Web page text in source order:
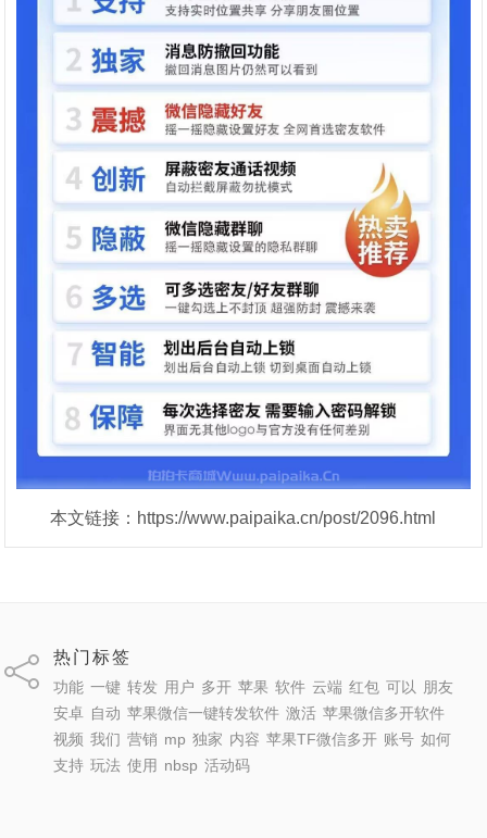
本文链接：https://www.paipaika.cn/post/2096.html
热门标签
功能 一键 转发 用户 多开 苹果 软件 云端 红包 可以
朋友
安卓 自动 苹果微信一键转发软件 激活 苹果微信多开软件
视频 我们 营销 mp 独家 内容 苹果TF微信多开 账号 如何
支持 玩法 使用 nbsp 活动码